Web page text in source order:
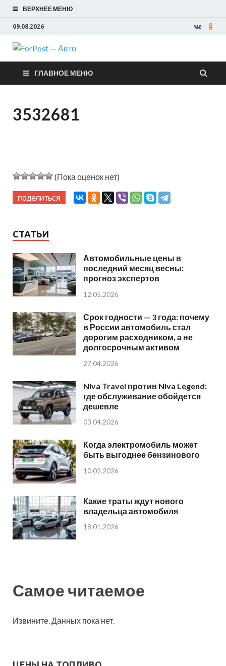
ВЕРХНЕЕ МЕНЮ
09.08.2026
ForPost —
Авто
ГЛАВНОЕ МЕНЮ
3532681
(Пока оценок нет)
поделиться
СТАТЬИ
Автомобильные цены в
последний месяц весны:
прогноз экспертов
12.05.2026
Срок годности — 3 года: почему
в России автомобиль стал
дорогим расходником, а не
долгосрочным активом
27.04.2026
Niva Travel против Niva Legend:
где обслуживание обойдется
дешевле
03.04.2026
Когда электромобиль может
быть выгоднее бензинового
10.02.2026
Какие траты ждут нового
владельца автомобиля
18.01.2026
Самое читаемое
Извините. Данных пока нет.